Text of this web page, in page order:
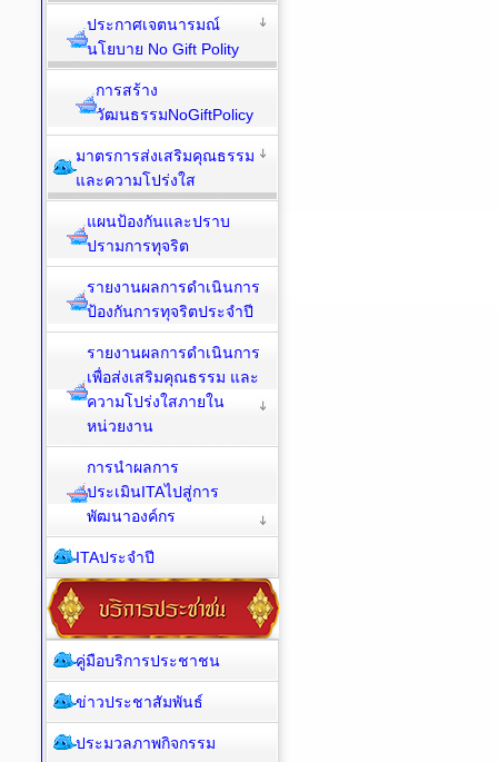
ประกาศเจตนารมณ์
นโยบาย No Gift Polity
การสร้าง
วัฒนธรรมNoGiftPolicy
มาตรการส่งเสริมคุณธรรม
และความโปร่งใส
แผนป้องกันและปราบ
ปรามการทุจริต
รายงานผลการดำเนินการ
ป้องกันการทุจริตประจำปี
รายงานผลการดำเนินการ
เพื่อส่งเสริมคุณธรรม และ
ความโปร่งใสภายใน
หน่วยงาน
การนำผลการ
ประเมินITAไปสู่การ
พัฒนาองค์กร
ITAประจำปี
คู่มือบริการประชาชน
ข่าวประชาสัมพันธ์
ประมวลภาพกิจกรรม